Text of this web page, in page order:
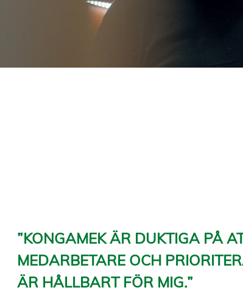
”KONGAMEK ÄR DUKTIGA PÅ
MEDARBETARE OCH
ÄR HÅLLBART FÖR MIG.”